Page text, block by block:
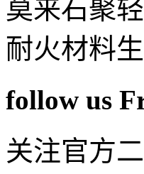
莫来石聚
耐火材料
follow us
关注官方